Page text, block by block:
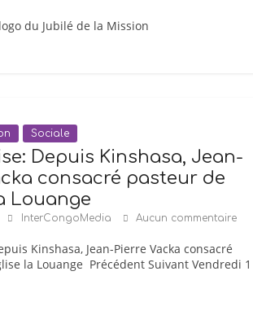
du Jubilé de la Mission
Sociale
Depuis Kinshasa, Jean-
consacré pasteur de
Louange
InterCongoMedia Aucun commentaire
Kinshasa, Jean-Pierre Vacka consacré
la Louange ‎ Précédent Suivant Vendredi 1